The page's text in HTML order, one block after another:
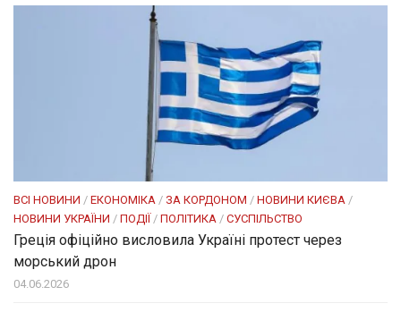
ВСІ НОВИНИ / ЕКОНОМІКА / ЗА КОРДОНОМ / НОВИНИ КИЄВА /
НОВИНИ УКРАЇНИ / ПОДІЇ / ПОЛІТИКА / СУСПІЛЬСТВО
Греція офіційно висловила Україні протест через
морський дрон
04.06.2026